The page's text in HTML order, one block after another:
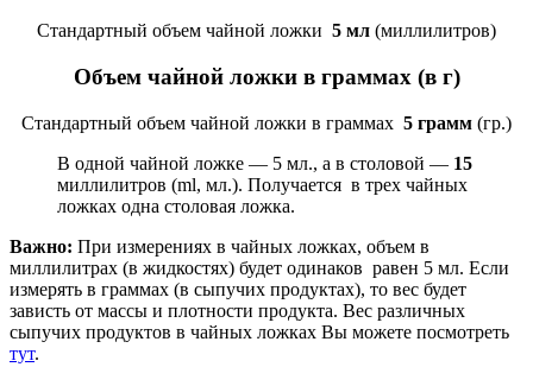
Стандартный объем чайной ложки 5 мл (миллилитров)
Объем чайной ложки в граммах (в г)
Стандартный объем чайной ложки в граммах 5 грамм (гр.)
В одной чайной ложке — 5 мл., а в столовой — 15
миллилитров (ml, мл.). Получается в трех чайных
ложках одна столовая ложка.
Важно: При измерениях в чайных ложках, объем в
миллилитрах (в жидкостях) будет одинаков равен 5 мл. Если
измерять в граммах (в сыпучих продуктах), то вес будет
зависть от массы и плотности продукта. Вес различных
сыпучих продуктов в чайных ложках Вы можете посмотреть
тут.